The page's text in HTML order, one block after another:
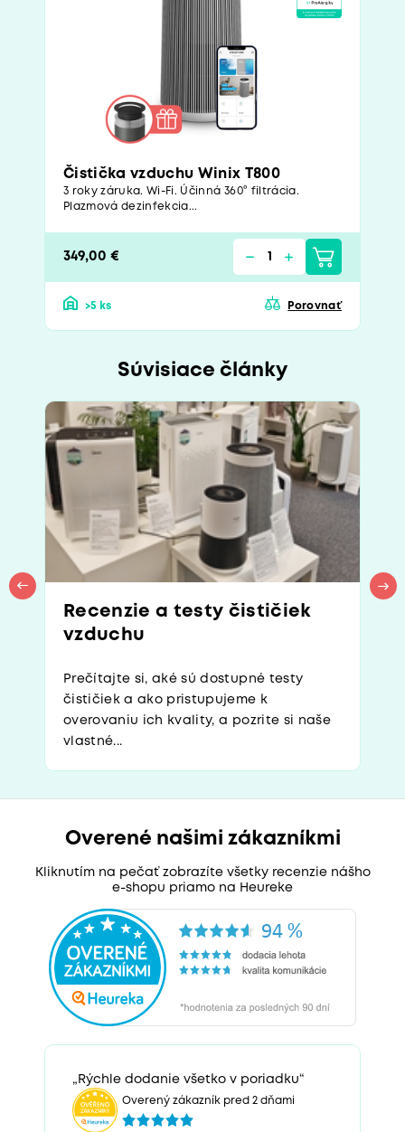
Čistička vzduchu Winix T800
3 roky záruka. Wi-Fi. Účinná 360° filtrácia.
Plazmová dezinfekcia...
349,00 €
>5 ks Porovnať
Súvisiace články
Recenzie a testy čističiek
vzduchu
Prečítajte si, aké sú dostupné testy
čističiek a ako pristupujeme k
overovaniu ich kvality, a pozrite si naše
vlastné...
Overené našimi zákazníkmi
Kliknutím na pečať zobrazíte všetky recenzie nášho
e-shopu priamo na Heureke
„Rýchle dodanie všetko v poriadku“
Overený zákazník pred 2 dňami